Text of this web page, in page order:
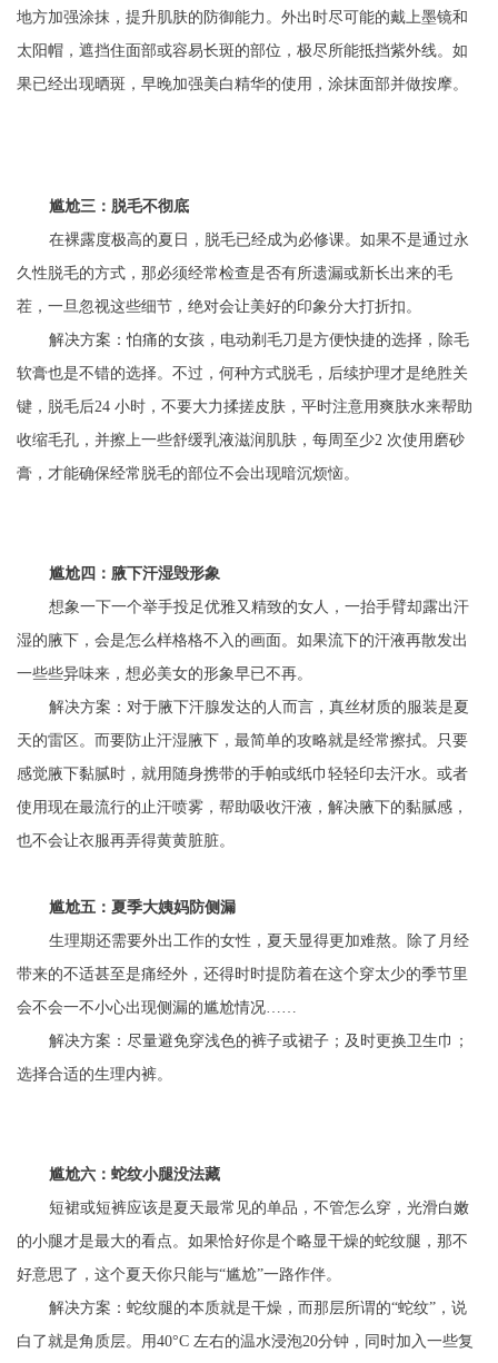
地方加强涂抹，提升肌肤的防御能力。外出时尽可能的戴上墨镜和
太阳帽，遮挡住面部或容易长斑的部位，极尽所能抵挡紫外线。如
果已经出现晒斑，早晚加强美白精华的使用，涂抹面部并做按摩。
尴尬三：脱毛不彻底
在裸露度极高的夏日，脱毛已经成为必修课。如果不是通过永
久性脱毛的方式，那必须经常检查是否有所遗漏或新长出来的毛
茬，一旦忽视这些细节，绝对会让美好的印象分大打折扣。
解决方案：怕痛的女孩，电动剃毛刀是方便快捷的选择，除毛
软膏也是不错的选择。不过，何种方式脱毛，后续护理才是绝胜关
键，脱毛后24 小时，不要大力揉搓皮肤，平时注意用爽肤水来帮助
收缩毛孔，并擦上一些舒缓乳液滋润肌肤，每周至少2 次使用磨砂
膏，才能确保经常脱毛的部位不会出现暗沉烦恼。
尴尬四：腋下汗湿毁形象
想象一下一个举手投足优雅又精致的女人，一抬手臂却露出汗
湿的腋下，会是怎么样格格不入的画面。如果流下的汗液再散发出
一些些异味来，想必美女的形象早已不再。
解决方案：对于腋下汗腺发达的人而言，真丝材质的服装是夏
天的雷区。而要防止汗湿腋下，最简单的攻略就是经常擦拭。只要
感觉腋下黏腻时，就用随身携带的手帕或纸巾轻轻印去汗水。或者
使用现在最流行的止汗喷雾，帮助吸收汗液，解决腋下的黏腻感，
也不会让衣服再弄得黄黄脏脏。
尴尬五：夏季大姨妈防侧漏
生理期还需要外出工作的女性，夏天显得更加难熬。除了月经
带来的不适甚至是痛经外，还得时时提防着在这个穿太少的季节里
会不会一不小心出现侧漏的尴尬情况……
解决方案：尽量避免穿浅色的裤子或裙子；及时更换卫生巾；
选择合适的生理内裤。
尴尬六：蛇纹小腿没法藏
短裙或短裤应该是夏天最常见的单品，不管怎么穿，光滑白嫩
的小腿才是最大的看点。如果恰好你是个略显干燥的蛇纹腿，那不
好意思了，这个夏天你只能与“尴尬”一路作伴。
解决方案：蛇纹腿的本质就是干燥，而那层所谓的“蛇纹”，说
白了就是角质层。用40°C 左右的温水浸泡20分钟，同时加入一些复